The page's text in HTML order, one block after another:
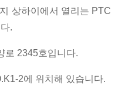
상하이에서 열리는 PTC
.
로 2345호입니다.
2에 위치해 있습니다.